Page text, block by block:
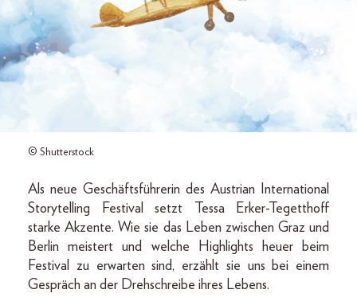
© Shutterstock
Als neue Geschäftsführerin des Austrian International
Storytelling Festival setzt Tessa Erker-Tegetthoff
starke Akzente. Wie sie das Leben zwischen Graz und
Berlin meistert und welche Highlights heuer beim
Festival zu erwarten sind, erzählt sie uns bei einem
Gespräch an der Drehschreibe ihres Lebens.